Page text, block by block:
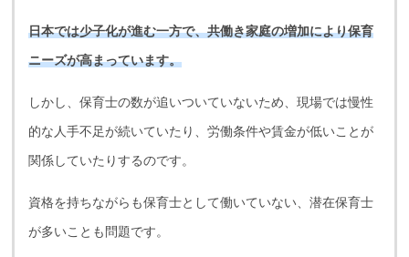
日本では少子化が進む一方で、共働き家庭の増加により保育
ニーズが高まっています。
しかし、保育士の数が追いついていないため、現場では慢性
的な人手不足が続いていたり、労働条件や賃金が低いことが
関係していたりするのです。
資格を持ちながらも保育士として働いていない、潜在保育士
が多いことも問題です。